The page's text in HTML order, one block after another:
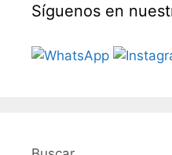
Síguenos en